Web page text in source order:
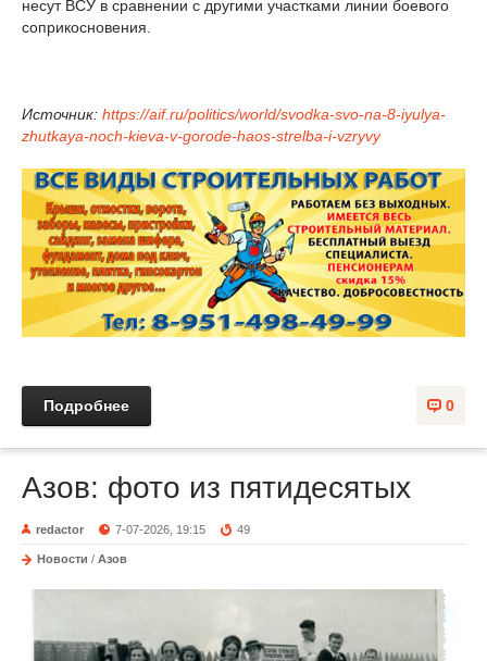
несут ВСУ в сравнении с другими участками линии боевого
соприкосновения.
Источник: https://aif.ru/politics/world/svodka-svo-na-8-iyulya-
zhutkaya-noch-kieva-v-gorode-haos-strelba-i-vzryvy
0
Подробнее
Азов: фото из пятидесятых
redactor 7-07-2026, 19:15 49
Новости / Азов